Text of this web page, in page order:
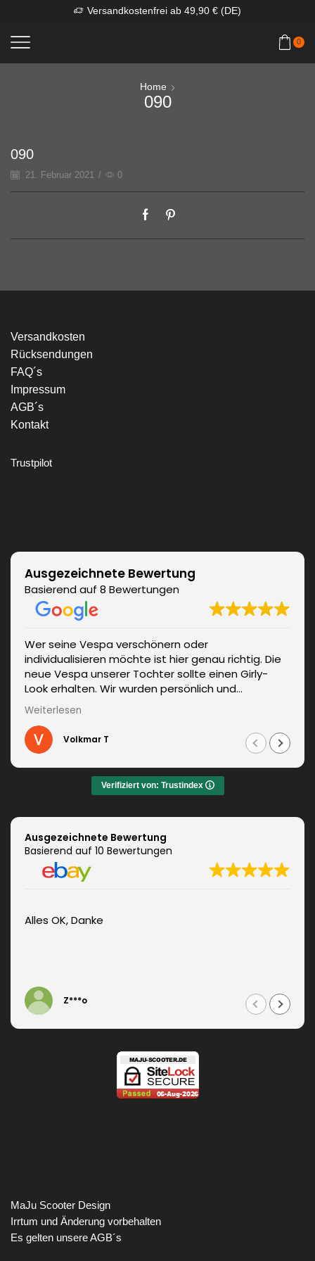
Versandkostenfrei ab 49,90 € (DE)
0
Home
090
090
21. Februar 2021 / 0
Versandkosten
Rücksendungen
FAQ´s
Impressum
AGB´s
Kontakt
Trustpilot
Ausgezeichnete Bewertung
Basierend auf 8 Bewertungen
Wer seine Vespa verschönern oder
individualisieren möchte ist hier genau richtig. Die
neue Vespa unserer Tochter sollte einen Girly-
Look erhalten. Wir wurden persönlich und
kompetent beraten. Die Lieferung erfolgte
unverzüglich. Weitere Änderungen waren auch kein
Problem und wurden sofort umgesetzt.
Informationen zum fachgerechten Anbringen sind
Das Ergebnis war jeden Euro wert. Vielen Dank!
Weiterlesen
Volkmar T
Verifiziert von: Trustindex
Ausgezeichnete Bewertung
Basierend auf 10 Bewertungen
Alles OK, Danke
Z***o
MaJu Scooter Design
Irrtum und Änderung vorbehalten
Es gelten unsere AGB´s